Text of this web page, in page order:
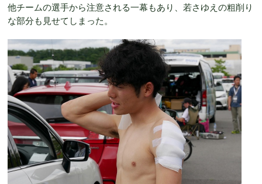
他チームの選手から注意される一幕もあり、若さゆえの粗削り
な部分も見せてしまった。